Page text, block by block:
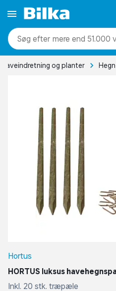
mere end 51.000
Haveindretning og planter
Hortus
HORTUS luksus
Inkl. 20 stk. træpæle